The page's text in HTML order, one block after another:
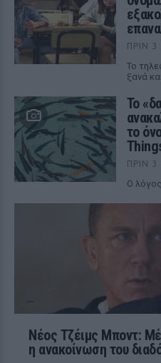
ΠΡΙΝ
Το
ξανά
Το
το
ΠΡΙΝ
Ο
Νέος Τζέιμς Μποντ:
η ανακοίνωση του